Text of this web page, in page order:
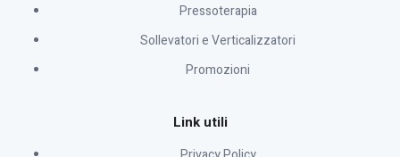
Pressoterapia
Sollevatori e Verticalizzatori
Promozioni
Link utili